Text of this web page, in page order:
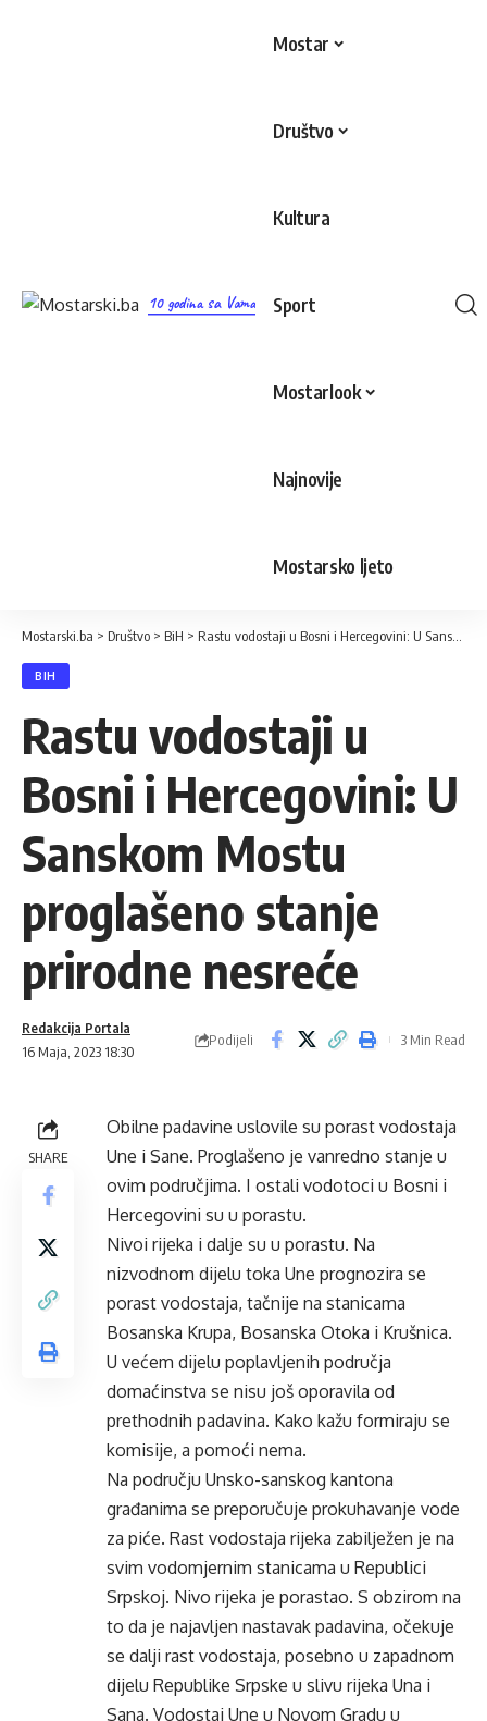
10 godina sa Vama
Mostar
Društvo
Kultura
Sport
Mostarlook
Najnovije
Mostarsko ljeto
Mostarski.ba > Društvo > BiH > Rastu vodostaji u Bosni i Hercegovini: U Sanskom Mostu proglašeno stanje prirodne nesreće
BIH
Rastu vodostaji u
Bosni i Hercegovini: U
Sanskom Mostu
proglašeno stanje
prirodne nesreće
16 Maja, 2023 18:30
Redakcija Portala
Podijeli 3 Min Read
SHARE
Obilne padavine uslovile su porast vodostaja
Une i Sane. Proglašeno je vanredno stanje u
ovim područjima. I ostali vodotoci u Bosni i
Hercegovini su u porastu.
Nivoi rijeka i dalje su u porastu. Na
nizvodnom dijelu toka Une prognozira se
porast vodostaja, tačnije na stanicama
Bosanska Krupa, Bosanska Otoka i Krušnica.
U većem dijelu poplavljenih područja
domaćinstva se nisu još oporavila od
prethodnih padavina. Kako kažu formiraju se
komisije, a pomoći nema.
Na području Unsko-sanskog kantona
građanima se preporučuje prokuhavanje vode
za piće. Rast vodostaja rijeka zabilježen je na
svim vodomjernim stanicama u Republici
Srpskoj. Nivo rijeka je porastao. S obzirom na
to da je najavljen nastavak padavina, očekuje
se dalji rast vodostaja, posebno u zapadnom
dijelu Republike Srpske u slivu rijeka Una i
Sana. Vodostaj Une u Novom Gradu u